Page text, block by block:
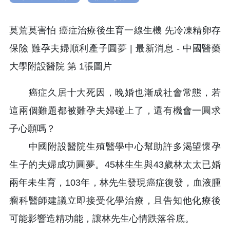
癌症久居十大死因，晚婚也漸成社會常態，若
這兩個難題都被難孕夫婦碰上了，還有機會一圓求
子心願嗎？
中國附設醫院生殖醫學中心幫助許多渴望懷孕
生子的夫婦成功圓夢。45林生生與43歲林太太已婚
兩年未生育，103年，林先生發現癌症復發，血液腫
瘤科醫師建議立即接受化學治療，且告知他化療後
可能影響造精功能，讓林先生心情跌落谷底。